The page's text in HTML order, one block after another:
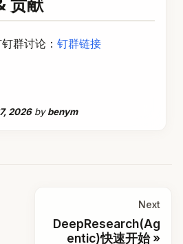
群讨论： 钉群链接
2026bybenym
Next
DeepResearch(Ag
entic)快速开始